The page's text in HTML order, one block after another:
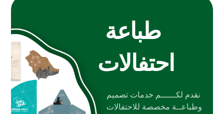
طباعة
احتفالات
نقدم لكــــــم خدمات تصميم
وطباعــة مخصصة للاحتفالات